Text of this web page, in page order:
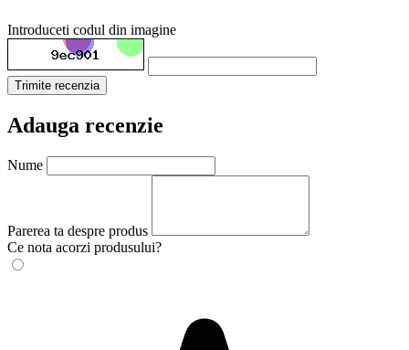
Introduceti codul din imagine
Trimite recenzia
Adauga recenzie
Nume
Parerea ta despre produs
Ce nota acorzi produsului?